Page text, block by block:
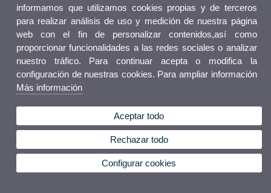
informamos que utilizamos cookies propias y de terceros
para realizar análisis de uso y medición de nuestra página
web con el fin de personalizar contenidos,así como
proporcionar funcionalidades a las redes sociales o analizar
nuestro tráfico. Para continuar acepta o modifica la
configuración de nuestras cookies. Para ampliar información
Más información
Aceptar todo
Rechazar todo
Configurar cookies